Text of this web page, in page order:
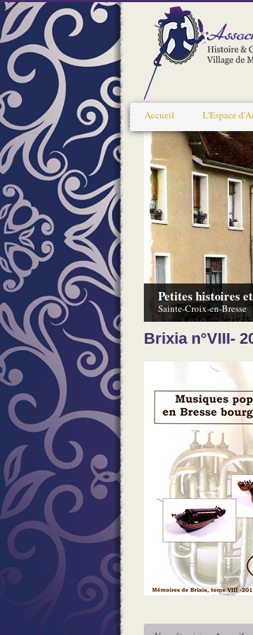
Accueil L'Espace
Petites histoires
Sainte-Croix-en-Bresse
Brixia n°VIII-